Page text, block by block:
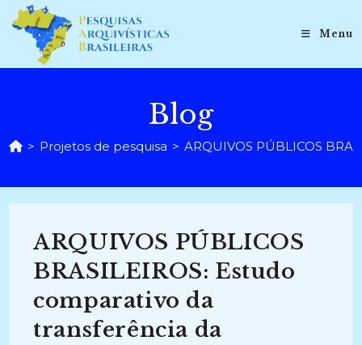
para
conteúdo
Menu
Blog
> Projetos de pesquisa > ARQUIVOS PÚBLICOS
ARQUIVOS PÚBLICOS
BRASILEIROS: Estudo
comparativo da
transferência da